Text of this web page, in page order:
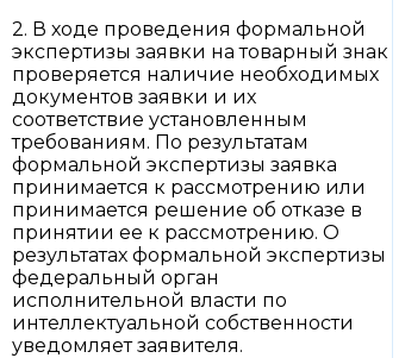
2. В ходе проведения формальной
экспертизы заявки на товарный знак
проверяется наличие необходимых
документов заявки и их
соответствие установленным
требованиям. По результатам
формальной экспертизы заявка
принимается к рассмотрению или
принимается решение об отказе в
принятии ее к рассмотрению. О
результатах формальной экспертизы
федеральный орган
исполнительной власти по
интеллектуальной собственности
уведомляет заявителя.